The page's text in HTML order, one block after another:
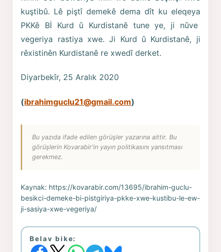
kuştibû. Lê piştî demekê dema dît ku eleqeya
PKKê Bİ Kurd û Kurdistanê tune ye, ji nûve
vegeriya rastiya xwe. Ji Kurd û Kurdistanê, ji
rêxistinên Kurdistanê re xwedî derket.
Diyarbekîr, 25 Aralık 2020
(ibrahimguclu21@gmail.com)
Bu yazıda ifade edilen görüşler yazarına aittir. Bu
görüşlerin Kovarabir'in yayın politikasını yansıtması
gerekmez.
Kaynak: https://kovarabir.com/13695/ibrahim-guclu-
besikci-demeke-bi-pistgiriya-pkke-xwe-kustibu-le-ew-
ji-sasiya-xwe-vegeriya/
Belav bike: